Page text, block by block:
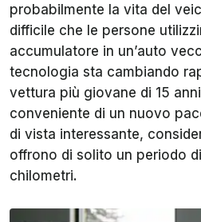
probabilmente la vita del
difficile che le persone
accumulatore in un’auto
tecnologia sta cambiando
vettura più giovane di 15
conveniente di un nuovo
di vista interessante,
offrono di solito un periodo
chilometri.